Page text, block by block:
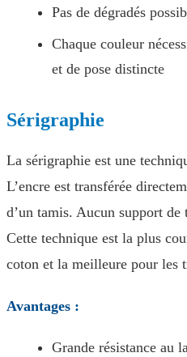
Pas de dégradés
Chaque couleur
et de pose distincte
Sérigraphie
La sérigraphie est une
L’encre est transférée
d’un tamis. Aucun support de
Cette technique est la plus
coton et la meilleure pour les
Avantages :
Grande résistance au